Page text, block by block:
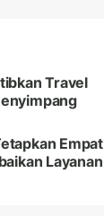
Travel
Empat
Layanan